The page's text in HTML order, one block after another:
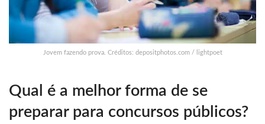
Jovem fazendo prova. Créditos: depositphotos.com / lightpoet
Qual é a melhor forma de se
preparar para concursos públicos?